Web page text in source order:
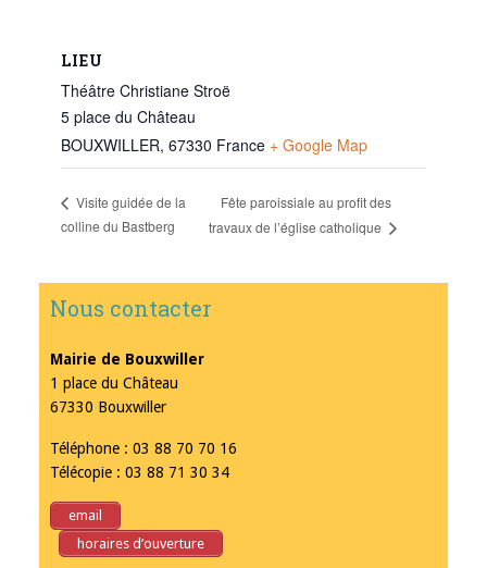
LIEU
Théâtre Christiane Stroë
5 place du Château
BOUXWILLER, 67330 France + Google Map
Visite guidée de la
colline du Bastberg
Fête paroissiale au profit des
travaux de l’église catholique
Nous contacter
Mairie de Bouxwiller
1 place du Château
67330 Bouxwiller
Téléphone : 03 88 70 70 16
Télécopie : 03 88 71 30 34
email
horaires d’ouverture